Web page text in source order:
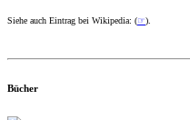
Siehe auch Eintrag bei Wikipedia: (☞).
Bücher